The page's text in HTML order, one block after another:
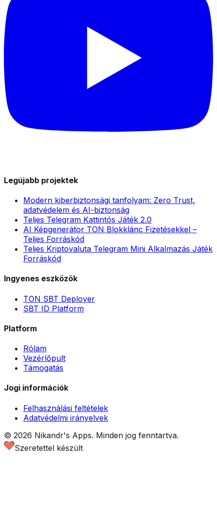
Legújabb projektek
Modern kiberbiztonsági tanfolyam: Zero Trust,
adatvédelem és AI-biztonság
Teljes Telegram Kattintós Játék 2.0
AI Képgenerátor TON Blokklánc Fizetésekkel –
Teljes Forráskód
Teljes Kriptovaluta Telegram Mini Alkalmazás Játék
Forráskód
Ingyenes eszközök
TON SBT Deployer
SBT ID Platform
Platform
Rólam
Vezérlőpult
Támogatás
Jogi információk
Felhasználási feltételek
Adatvédelmi irányelvek
© 2026 Nikandr's Apps. Minden jog fenntartva.
Szeretettel készült